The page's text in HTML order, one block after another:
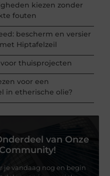
kiezen zonder
fouten
bescherm en versier
Hiptafelzeil
thuisprojecten
voor een
in etherische olie?
van Onze
Community!
je vandaag nog en begin